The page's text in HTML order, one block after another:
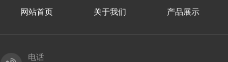
网站首页 关于我们 产品展示
电话